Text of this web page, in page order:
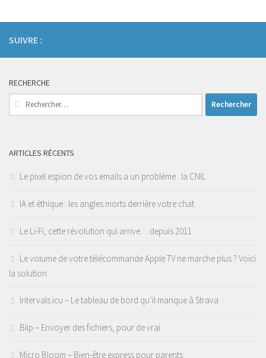
SUIVRE :
RECHERCHE
Rechercher :
ARTICLES RÉCENTS
Le pixel espion de vos emails a un problème : la CNIL
IA et éthique : les angles morts derrière votre chat
Le Li-Fi, cette révolution qui arrive… depuis 2011
Le volume de votre télécommande Apple TV ne marche plus ? Voici
la solution
Intervals.icu – Le tableau de bord qu’il manque à Strava
Blip – Envoyer des fichiers, pour de vrai
Micro Bloom – Bien-être express pour parents